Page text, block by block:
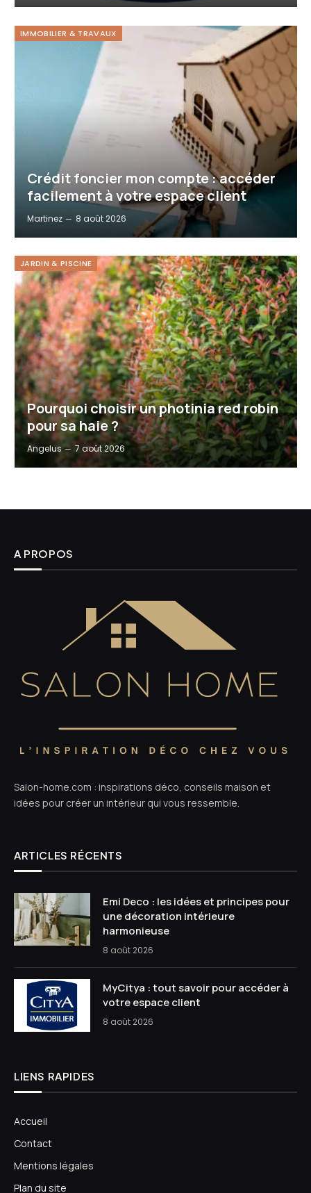
IMMOBILIER & TRAVAUX
Crédit foncier mon compte : accéder
facilement à votre espace client
Martinez 8 août 2026
JARDIN & PISCINE
Pourquoi choisir un photinia red robin
pour sa haie ?
Angelus 7 août 2026
A PROPOS
Salon-home.com : inspirations déco, conseils maison et
idées pour créer un intérieur qui vous ressemble.
ARTICLES RÉCENTS
Emi Deco : les idées et principes pour
une décoration intérieure
harmonieuse
8 août 2026
MyCitya : tout savoir pour accéder à
votre espace client
8 août 2026
LIENS RAPIDES
Accueil
Contact
Mentions légales
Plan du site